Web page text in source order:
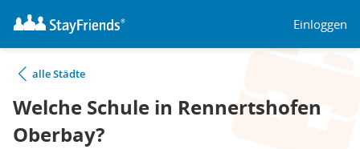
Einloggen
alle Städte
Welche Schule in Rennertshofen
Oberbay?